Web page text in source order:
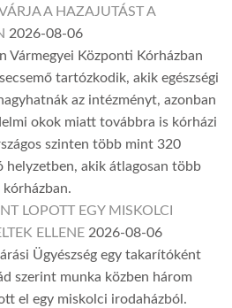
A HAZAJUTÁST A
2026-08-06
Vármegyei Központi Kórházban
tartózkodik, akik egészségi
az intézményt, azonban
okok miatt továbbra is kórházi
szinten több mint 320
helyzetben, akik átlagosan több
LOPOTT EGY MISKOLCI
ELLENE 2026-08-06
Ügyészség egy takarítóként
szerint munka közben három
el egy miskolci irodaházból.